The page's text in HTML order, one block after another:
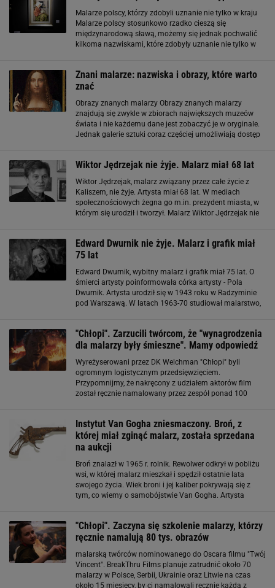
Malarze polscy, którzy zdobyli uznanie nie tylko w kraju
Malarze polscy stosunkowo rzadko cieszą się
międzynarodową sławą, możemy się jednak pochwalić
kilkoma nazwiskami, które zdobyły uznanie nie tylko w
Znani malarze: nazwiska i obrazy, które warto
znać
Obrazy znanych malarzy Obrazy znanych malarzy
znajdują się zwykle w zbiorach największych muzeów
świata i nie każdemu dane jest zobaczyć je w oryginale.
Jednak galerie sztuki coraz częściej umożliwiają dostęp
Wiktor Jędrzejak nie żyje. Malarz miał 68 lat
Wiktor Jędrzejak, malarz związany przez całe życie z
Kaliszem, nie żyje. Artysta miał 68 lat. W mediach
społecznościowych żegna go m.in. prezydent miasta, w
którym się urodził i tworzył. Malarz Wiktor Jędrzejak nie
Edward Dwurnik nie żyje. Malarz i grafik miał
75 lat
Edward Dwurnik, wybitny malarz i grafik miał 75 lat. O
śmierci artysty poinformowała córka artysty - Pola
Dwurnik. Artysta urodził się w 1943 roku w Radzyminie
pod Warszawą. W latach 1963-70 studiował malarstwo,
"Chłopi". Zarzucili twórcom, że "wynagrodzenia
dla malarzy były śmieszne". Mamy odpowiedź
Wyreżyserowani przez DK Welchman "Chłopi" byli
ogromnym logistycznym przedsięwzięciem.
Przypomnijmy, że nakręcony z udziałem aktorów film
został ręcznie namalowany przez zespół ponad 100
zużyli 1300
Instytut Van Gogha zniesmaczony. Broń, z
której miał zginąć malarz, została sprzedana
na aukcji
Broń znalazł w 1965 r. rolnik. Rewolwer odkrył w pobliżu
wsi, w której malarz mieszkał i spędził ostatnie lata
swojego życia. Wiek broni i jej kaliber pokrywają się z
tym, co wiemy o samobójstwie Van Gogha. Artysta
"Chłopi". Zaczyna się szkolenie malarzy, którzy
ręcznie namalują 80 tys. obrazów
malarską twórców nominowanego do Oscara filmu "Twój
Vincent". BreakThru Films planuje zatrudnić około 70
malarzy w Polsce, Serbii, Ukrainie oraz Litwie na czas
około 15 miesięcy, by ci namalowali ręcznie każdą z